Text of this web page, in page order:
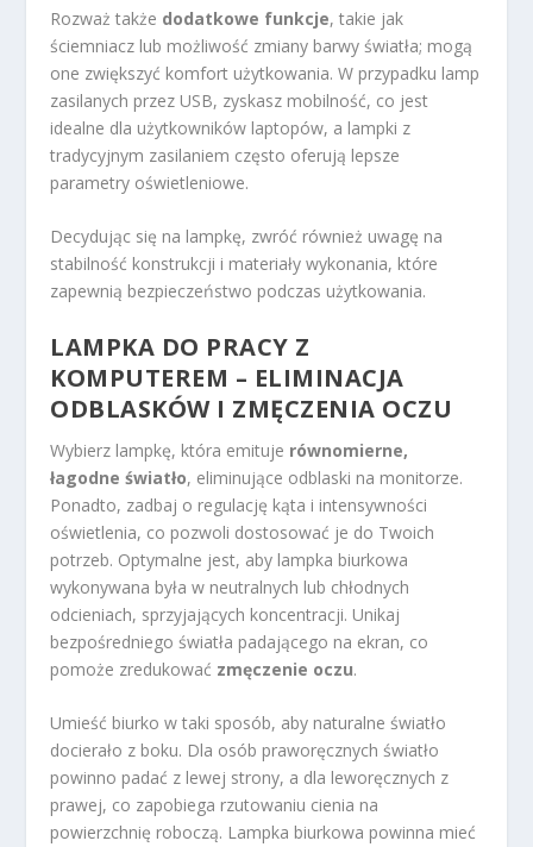
Rozważ także dodatkowe funkcje, takie jak
ściemniacz lub możliwość zmiany barwy światła; mogą
one zwiększyć komfort użytkowania. W przypadku lamp
zasilanych przez USB, zyskasz mobilność, co jest
idealne dla użytkowników laptopów, a lampki z
tradycyjnym zasilaniem często oferują lepsze
parametry oświetleniowe.
Decydując się na lampkę, zwróć również uwagę na
stabilność konstrukcji i materiały wykonania, które
zapewnią bezpieczeństwo podczas użytkowania.
LAMPKA DO PRACY Z
KOMPUTEREM – ELIMINACJA
ODBLASKÓW I ZMĘCZENIA OCZU
Wybierz lampkę, która emituje równomierne,
łagodne światło, eliminujące odblaski na monitorze.
Ponadto, zadbaj o regulację kąta i intensywności
oświetlenia, co pozwoli dostosować je do Twoich
potrzeb. Optymalne jest, aby lampka biurkowa
wykonywana była w neutralnych lub chłodnych
odcieniach, sprzyjających koncentracji. Unikaj
bezpośredniego światła padającego na ekran, co
pomoże zredukować zmęczenie oczu.
Umieść biurko w taki sposób, aby naturalne światło
docierało z boku. Dla osób praworęcznych światło
powinno padać z lewej strony, a dla leworęcznych z
prawej, co zapobiega rzutowaniu cienia na
powierzchnię roboczą. Lampka biurkowa powinna mieć